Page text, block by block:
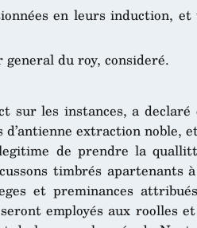
en leurs induction,
du roy, consideré.
sur les instances, a
d’antienne extraction noble,
de prendre la
timbrés
et preminances
employés aux roolles